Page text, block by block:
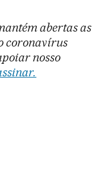
abertas as
coronavírus
nosso